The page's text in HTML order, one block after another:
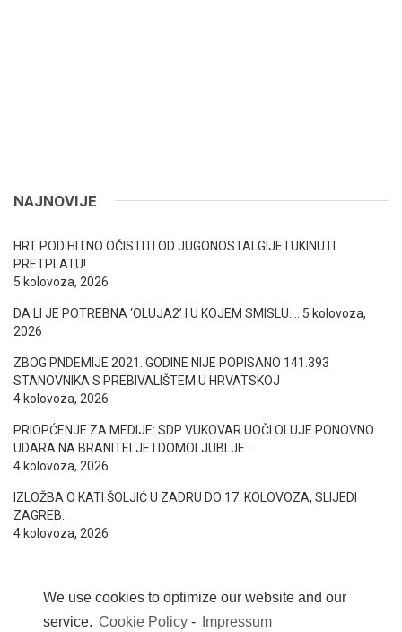
We use cookies to optimize our website and our
service. Cookie Policy - Impressum
NAJNOVIJE
HRT POD HITNO OČISTITI OD JUGONOSTALGIJE I UKINUTI
PRETPLATU!
5 kolovoza, 2026
DA LI JE POTREBNA ‘OLUJA2’ I U KOJEM SMISLU….
5 kolovoza,
2026
ZBOG PNDEMIJE 2021. GODINE NIJE POPISANO 141.393
STANOVNIKA S PREBIVALIŠTEM U HRVATSKOJ
4 kolovoza, 2026
PRIOPĆENJE ZA MEDIJE: SDP VUKOVAR UOČI OLUJE PONOVNO
UDARA NA BRANITELJE I DOMOLJUBLJE….
4 kolovoza, 2026
IZLOŽBA O KATI ŠOLJIĆ U ZADRU DO 17. KOLOVOZA, SLIJEDI
ZAGREB..
4 kolovoza, 2026